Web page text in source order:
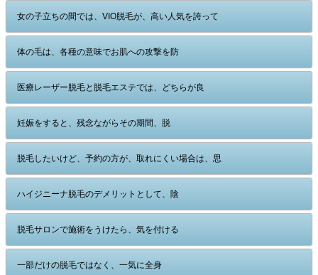
女の子立ちの間では、VIO脱毛が、高い人気を誇って
体の毛は、各種の意味でお肌への攻撃を防
医療レーザー脱毛と脱毛エステでは、どちらが良
妊娠をすると、残念ながらその期間、脱
脱毛したいけど、予約の方が、取れにくい場合は、思
ハイジニーナ脱毛のデメリットとして、陰
脱毛サロンで施術をうけたら、気を付ける
一部だけの脱毛ではなく、一気に全身